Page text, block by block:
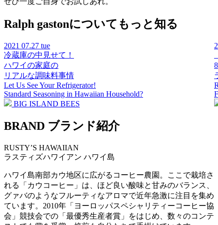
Ralph gastonについてもっと知る
2021 07.27 tue
冷蔵庫の中見せて！
ハワイの家庭の
リアルな調味料事情
Let Us See Your Refrigerator!
Standard Seasoning in Hawaiian Household?
BIG ISLAND BEES
BRAND ブランド紹介
RUSTY’S HAWAIIAN
ラスティズハワイアン ハワイ島
ハワイ島南部カウ地区に広がるコーヒー農園。ここで栽培さ
れる「カウコーヒー」は、ほど良い酸味と甘みのバランス、
グァバのようなフルーティなアロマで近年急激に注目を集め
ています。2010年「ヨーロッパスペシャリティーコーヒー協
会」競技会での「最優秀生産者賞」をはじめ、数々のコンテ